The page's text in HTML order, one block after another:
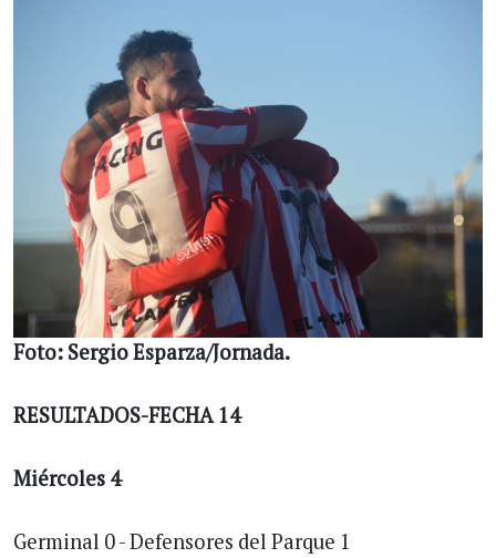
Foto: Sergio Esparza/Jornada.
RESULTADOS-FECHA 14
Miércoles 4
Germinal 0 - Defensores del Parque 1